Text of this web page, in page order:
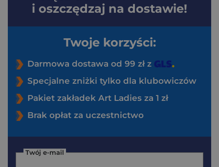
i oszczędzaj na dostawie!
Twoje korzyści:
Darmowa dostawa od 99 zł z
Specjalne zniżki tylko dla klubowiczów
Pakiet zakładek Art Ladies za 1 zł
Brak opłat za uczestnictwo
Twój e-mail